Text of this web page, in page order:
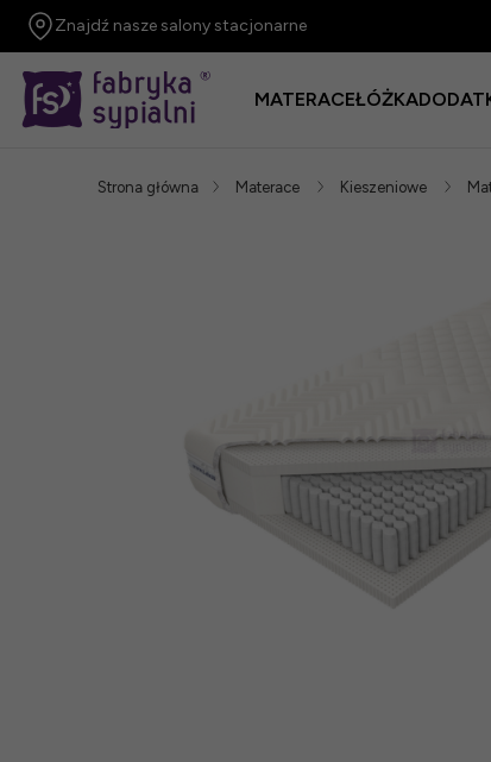
Znajdź nasze salony stacjonarne
MATERACEŁÓŻKA
Strona główna Materace Kieszeniowe